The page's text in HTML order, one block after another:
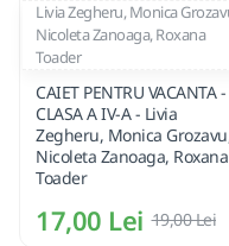
Livia Zegheru, Monica
Nicoleta Zanoaga, Roxana
Toader
CAIET PENTRU VACANTA -
CLASA A IV-A - Livia
Zegheru, Monica
Nicoleta Zanoaga, Roxana
Toader
17,00 Lei 19,00 Lei